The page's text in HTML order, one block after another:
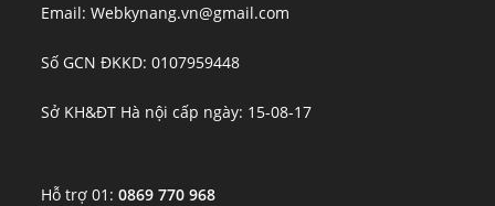
Email: Webkynang.vn@gmail.com
Số GCN ĐKKD: 0107959448
Sở KH&ĐT Hà nội cấp ngày: 15-08-17
Hỗ trợ 01:0869 770 968